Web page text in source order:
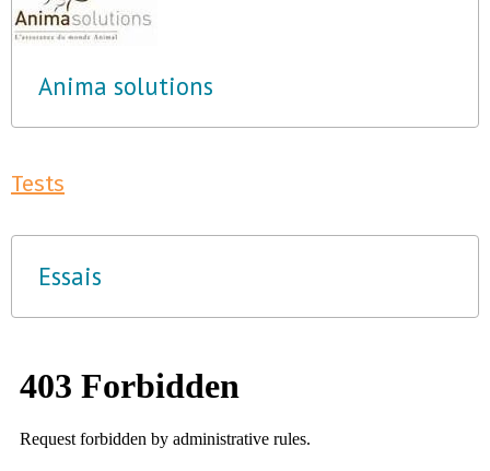
Anima solutions
Tests
Essais